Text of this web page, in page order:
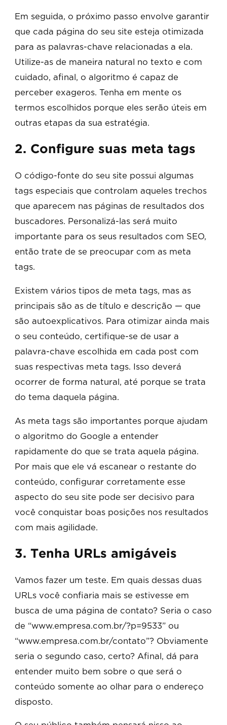
Em seguida, o próximo passo envolve garantir
que cada página do seu site esteja otimizada
para as palavras-chave relacionadas a ela.
Utilize-as de maneira natural no texto e com
cuidado, afinal, o algoritmo é capaz de
perceber exageros. Tenha em mente os
termos escolhidos porque eles serão úteis em
outras etapas da sua estratégia.
2. Configure suas meta tags
O código-fonte do seu site possui algumas
tags especiais que controlam aqueles trechos
que aparecem nas páginas de resultados dos
buscadores. Personalizá-las será muito
importante para os seus resultados com SEO,
então trate de se preocupar com as meta
tags.
Existem vários tipos de meta tags, mas as
principais são as de título e descrição — que
são autoexplicativos. Para otimizar ainda mais
o seu conteúdo, certifique-se de usar a
palavra-chave escolhida em cada post com
suas respectivas meta tags. Isso deverá
ocorrer de forma natural, até porque se trata
do tema daquela página.
As meta tags são importantes porque ajudam
o algoritmo do Google a entender
rapidamente do que se trata aquela página.
Por mais que ele vá escanear o restante do
conteúdo, configurar corretamente esse
aspecto do seu site pode ser decisivo para
você conquistar boas posições nos resultados
com mais agilidade.
3. Tenha URLs amigáveis
Vamos fazer um teste. Em quais dessas duas
URLs você confiaria mais se estivesse em
busca de uma página de contato? Seria o caso
de “www.empresa.com.br/?p=9533” ou
“www.empresa.com.br/contato”? Obviamente
seria o segundo caso, certo? Afinal, dá para
entender muito bem sobre o que será o
conteúdo somente ao olhar para o endereço
disposto.